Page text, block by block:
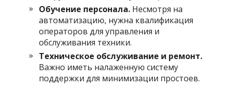
Обучение персонала. Несмотря на
автоматизацию, нужна квалификация
операторов для управления и
обслуживания техники.
Техническое обслуживание и ремонт.
Важно иметь налаженную систему
поддержки для минимизации простоев.